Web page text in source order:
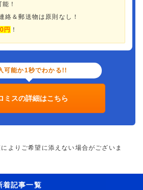
能！
絡＆郵送物は原則なし！
円 ！
可能か1秒でわかる!!
ミスの詳細はこちら
よりご希望に添えない場合がございま
着記事一覧